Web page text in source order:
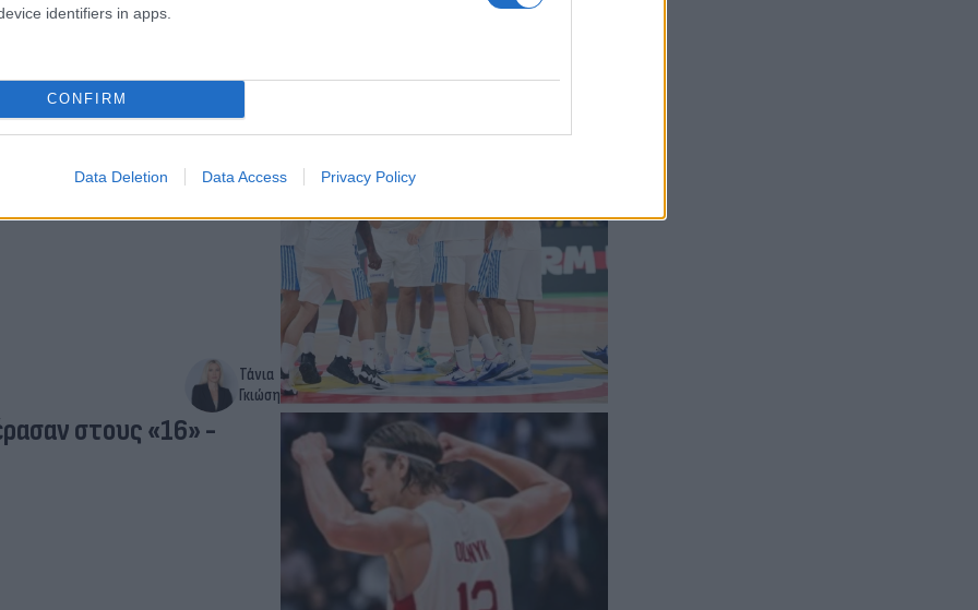
identifiers in apps.
CONFIRM
Data Deletion Data Access Privacy Policy
κανάλι μετάδοσης
Τάνια
Γκιώση
στους «16» -